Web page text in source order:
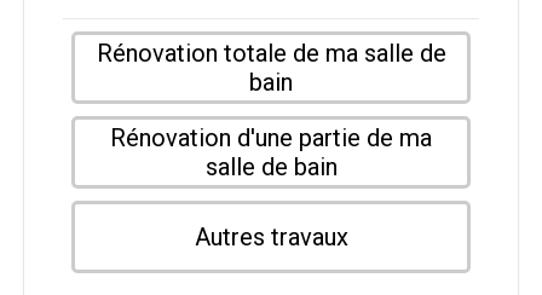
Rénovation totale de ma salle de
bain
Rénovation d'une partie de ma
salle de bain
Autres travaux